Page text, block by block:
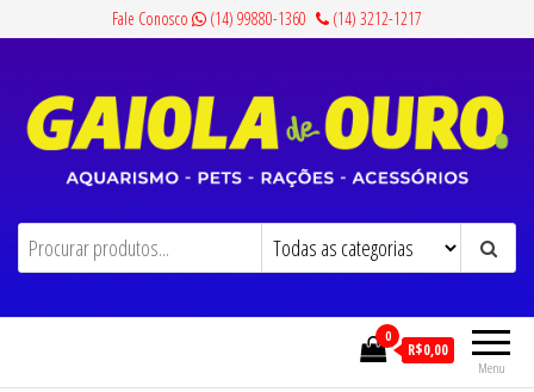
conteúdo
Fale Conosco (14) 99880-1360 (14) 3212-1217
Gaiola de Ouro Aquarismo, Pets, Rações e Acessórios
Menu
0
R$0,00